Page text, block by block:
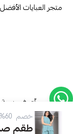
خصم 60% وفّر 114
طقم
متجر العبايات
موثّق في منصة